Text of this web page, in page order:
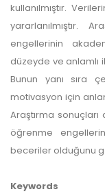
kullanılmıştır.
yararlanılmıştır.
engellerinin
düzeyde ve anlamlı
Bunun yanı sıra
motivasyon için
Araştırma
öğrenme
beceriler olduğunu
Keywords